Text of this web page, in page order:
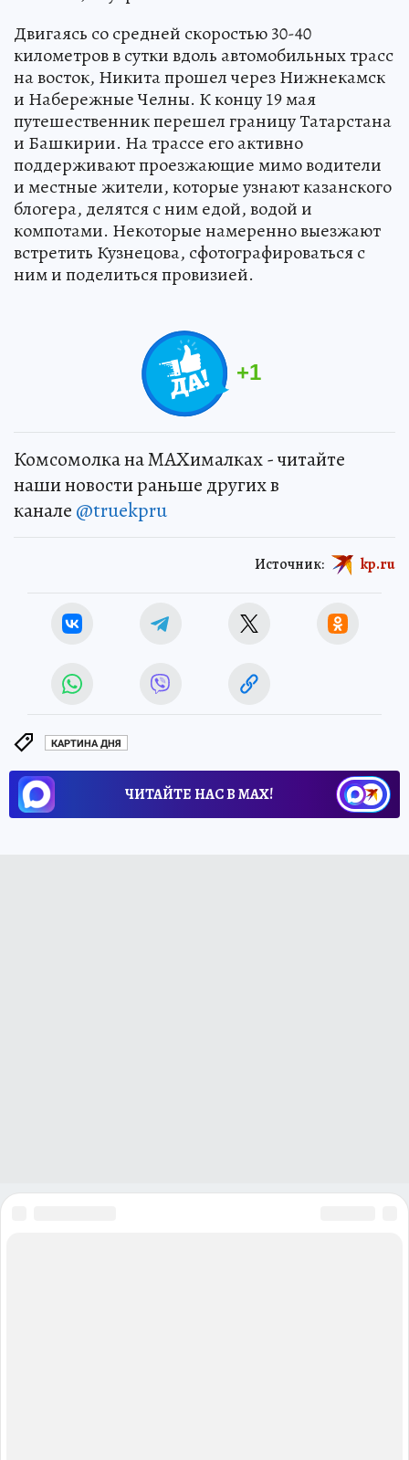
Двигаясь со средней скоростью 30-40
километров в сутки вдоль автомобильных трасс
на восток, Никита прошел через Нижнекамск
и Набережные Челны. К концу 19 мая
путешественник перешел границу Татарстана
и Башкирии. На трассе его активно
поддерживают проезжающие мимо водители
и местные жители, которые узнают казанского
блогера, делятся с ним едой, водой и
компотами. Некоторые намеренно выезжают
встретить Кузнецова, сфотографироваться с
ним и поделиться провизией.
+1
Комсомолка на MAXималках - читайте
наши новости раньше других в
канале @truekpru
Источник: kp.ru
КАРТИНА ДНЯ
ЧИТАЙТЕ НАС В МАХ!